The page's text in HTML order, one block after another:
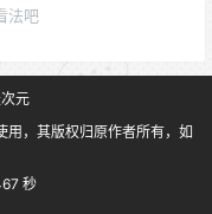
法吧
元
用，其版权归原作者所有，如
秒